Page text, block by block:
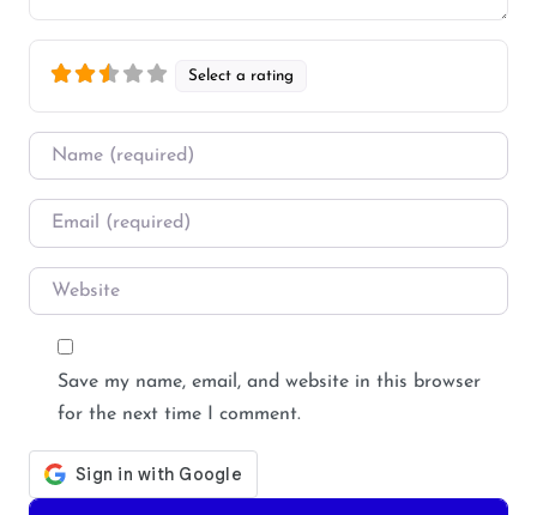
Select a rating
Name
Email
Website
Save my name, email, and website in this browser
for the next time I comment.